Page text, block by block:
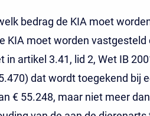
bedrag de KIA moet
KIA moet worden vastgesteld
in artikel 3.41, lid 2, Wet IB
dat wordt toegekend bij
€ 55.248, maar niet meer